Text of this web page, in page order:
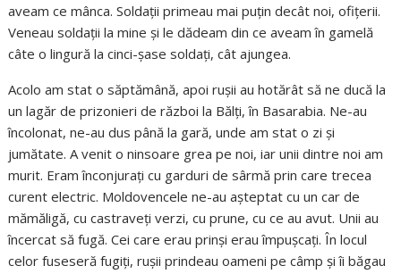
aveam ce mânca. Soldații primeau mai puțin decât noi, ofițerii.
Veneau soldații la mine și le dădeam din ce aveam în gamelă
câte o lingură la cinci-șase soldați, cât ajungea.
Acolo am stat o săptămână, apoi rușii au hotărât să ne ducă la
un lagăr de prizonieri de război la Bălți, în Basarabia. Ne-au
încolonat, ne-au dus până la gară, unde am stat o zi și
jumătate. A venit o ninsoare grea pe noi, iar unii dintre noi am
murit. Eram înconjurați cu garduri de sârmă prin care trecea
curent electric. Moldovencele ne-au așteptat cu un car de
mămăligă, cu castraveți verzi, cu prune, cu ce au avut. Unii au
încercat să fugă. Cei care erau prinși erau împușcați. În locul
celor fuseseră fugiți, rușii prindeau oameni pe câmp și îi băgau